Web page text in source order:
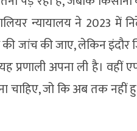
न्यायालय ने 2023 में
जांच की जाए, लेकिन इंदौर
प्रणाली अपना ली है।
चाहिए, जो कि अब तक